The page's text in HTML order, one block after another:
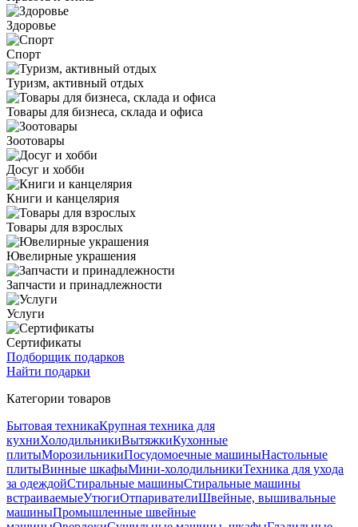
Здоровье
Спорт
Туризм, активный отдых
Товары для бизнеса, склада и офиса
Зоотовары
Досуг и хобби
Книги и канцелярия
Товары для взрослых
Ювелирные украшения
Запчасти и принадлежности
Услуги
Сертификаты
Подборщик подарков
Найти подарки
Категории товаров
Бытовая техникаКрупная техника для
кухниХолодильникиВытяжкиКухонные
плитыМорозильникиПосудомоечные машиныНастольные
плитыВинные шкафыМини-холодильникиТехника для ухода
за одеждойСтиральные машиныСтиральные машины
встраиваемыеУтюгиОтпаривателиШвейные, вышивальные
машиныПромышленные швейные